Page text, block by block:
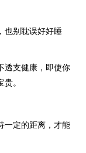
也别耽误好好睡
透支健康，即使你
。
一定的距离，才能